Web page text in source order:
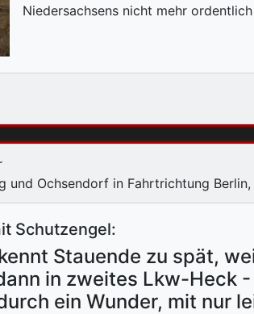
Niedersachsens nicht mehr
und Ochsendorf in Fahrtrichtung
Schutzengel:
Stauende zu spät,
in zweites Lkw-Heck
ein Wunder, mit nur